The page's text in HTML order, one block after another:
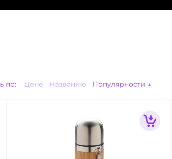
по: Цене Названию Популярности